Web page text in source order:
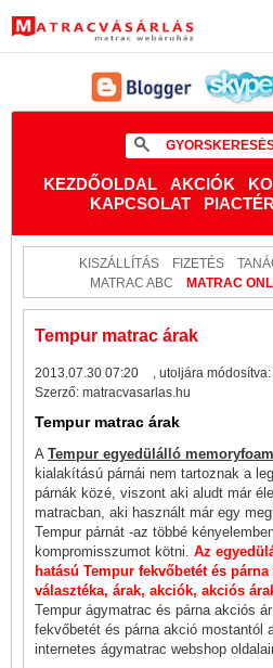
KEZDŐOLDAL AKCIÓK
KAPCSOLAT
PIACTÉR
KISZÁLLÍTÁS FIZETÉS
MATRAC ABC
MATRAC
Tempur matrac árak
2013.07.30 07:20 , utoljára módosítva:
Szerző: matracvasarlas.hu
Tempur matrac árak
A Tempur egyedülálló
kialakítású párnái nem tartoznak a
párnák közé, viszont aki aludt már
matracban, aki használt már egy
Tempur párnát -az többé
kompromisszumot kötni. Az
hatású Tempur fekvőbetét és
választéka, árak, akciók, akciós
Tempur ágymatrac és párna akciós
fekvőbetét és párna akció mostantól
internetes ágymatrac webshop